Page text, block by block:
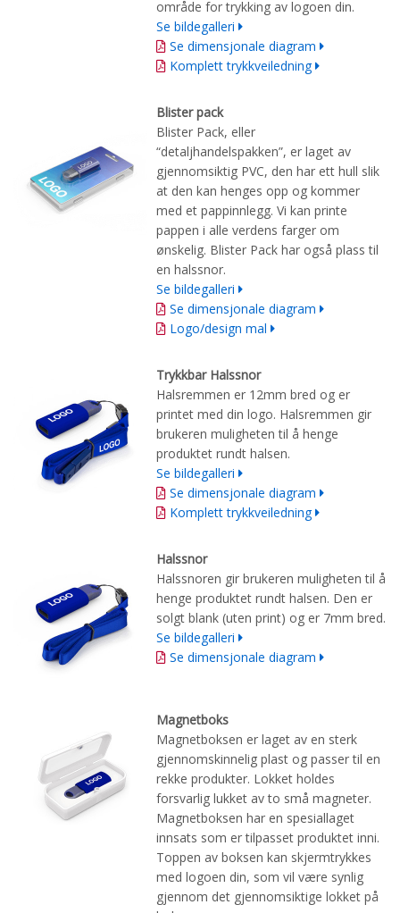
område for trykking av logoen din.
Se bildegalleri
Se dimensjonale diagram
Komplett trykkveiledning
Blister pack
Blister Pack, eller
“detaljhandelspakken”, er laget av
gjennomsiktig PVC, den har ett hull slik
at den kan henges opp og kommer
med et pappinnlegg. Vi kan printe
pappen i alle verdens farger om
ønskelig. Blister Pack har også plass til
en halssnor.
Se bildegalleri
Se dimensjonale diagram
Logo/design mal
Trykkbar Halssnor
Halsremmen er 12mm bred og er
printet med din logo. Halsremmen gir
brukeren muligheten til å henge
produktet rundt halsen.
Se bildegalleri
Se dimensjonale diagram
Komplett trykkveiledning
Halssnor
Halssnoren gir brukeren muligheten til å
henge produktet rundt halsen. Den er
solgt blank (uten print) og er 7mm bred.
Se bildegalleri
Se dimensjonale diagram
Magnetboks
Magnetboksen er laget av en sterk
gjennomskinnelig plast og passer til en
rekke produkter. Lokket holdes
forsvarlig lukket av to små magneter.
Magnetboksen har en spesiallaget
innsats som er tilpasset produktet inni.
Toppen av boksen kan skjermtrykkes
med logoen din, som vil være synlig
gjennom det gjennomsiktige lokket på